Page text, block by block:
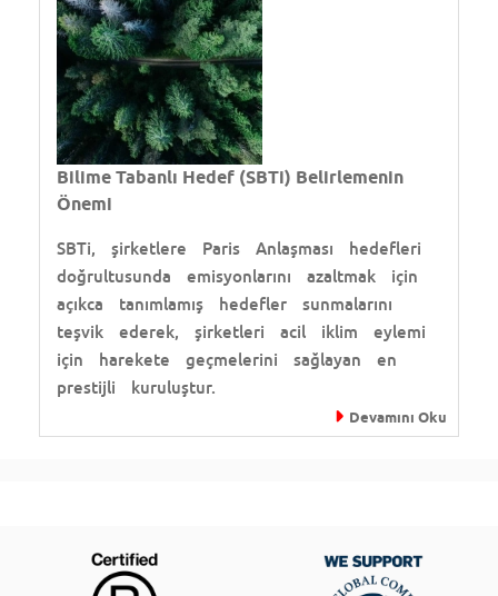
Bilime Tabanlı Hedef (SBTi) Belirlemenin
Önemi
SBTi, şirketlere Paris Anlaşması hedefleri
doğrultusunda emisyonlarını azaltmak için
açıkca tanımlamış hedefler sunmalarını
teşvik ederek, şirketleri acil iklim eylemi
için harekete geçmelerini sağlayan en
prestijli kuruluştur.
Devamını Oku